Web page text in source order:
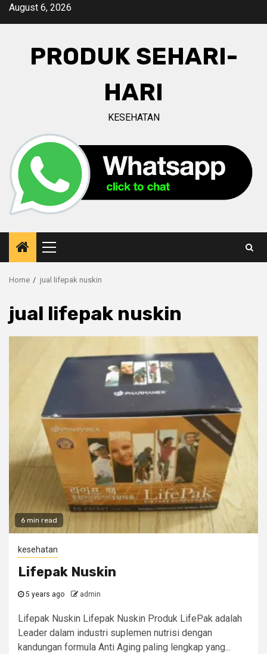
SkipAugust 6, 2026
PRODUK SEHARI-
HARI
KESEHATAN
Primary
Menu
Home jual lifepak nuskin
jual lifepak nuskin
6 min read
kesehatan
Lifepak Nuskin
5 years ago admin
Lifepak Nuskin Lifepak Nuskin Produk LifePak adalah
Leader dalam industri suplemen nutrisi dengan
kandungan formula Anti Aging paling lengkap yang...